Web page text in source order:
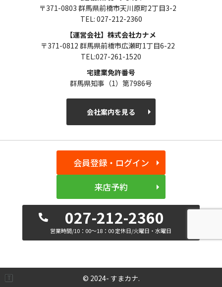
〒371-0803 群馬県前橋市天川原町2丁目3-2
TEL: 027-212-2360
【運営会社】株式会社カナメ
〒371-0812 群馬県前橋市広瀬町1丁目6-22
TEL:027-261-1520
宅建業免許番号
群馬県知事（1）第7986号
会社案内を見る
会員登録・ログイン
来店予約
027-212-2360
営業時間/10：00～18：00 定休日/火曜日・水曜日
© 2024- すまカナ.